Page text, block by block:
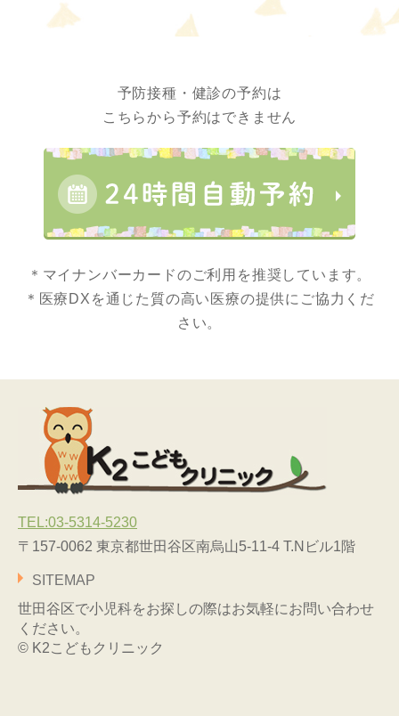
予防接種・健診の予約は
こちらから予約はできません
＊マイナンバーカードのご利用を推奨しています。
＊医療DXを通じた質の高い医療の提供にご協力くだ
さい。
TEL:03-5314-5230
〒157-0062 東京都世田谷区南烏山5-11-4 T.Nビル1階
SITEMAP
世田谷区で小児科をお探しの際はお気軽にお問い合わせ
ください。
© K2こどもクリニック